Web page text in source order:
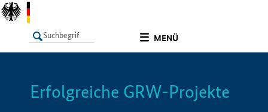
MENÜ
LISTE Info
Erfolgreiche GRW-Projekte